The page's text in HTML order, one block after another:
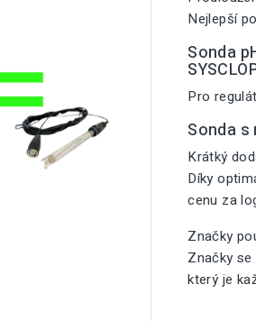
Nejlepší
Sonda
Pro
Sonda
Krátký
Díky
cenu za
Značky
Značky
který je